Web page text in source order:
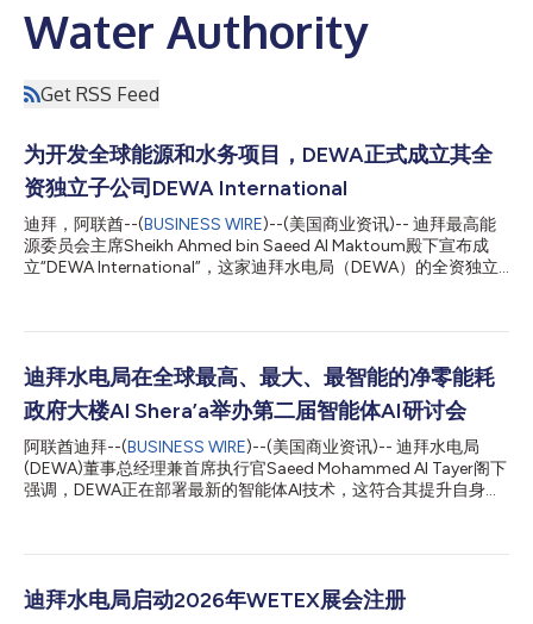
Water Authority
Get RSS Feed
为开发全球能源和水务项目，DEWA正式成立其全
资独立子公司DEWA International
迪拜，阿联酋--(BUSINESS WIRE)--(美国商业资讯)-- 迪拜最高能
源委员会主席Sheikh Ahmed bin Saeed Al Maktoum殿下宣布成
立“DEWA International”，这家迪拜水电局（DEWA）的全资独立
Ahmed bin Saeed Al Maktoum殿下表示，“得益于阿联酋副总统兼
的远见卓识和指导方针，迪拜已成为成就与加速发展的全球典范。
凭借其世界一流的基础设施——特别是在能源和水务领域，迪拜
已稳固确立了其作为国际领先标杆的地位。成立DEWA
International是一步重要的战略举措，标志着将这一成功模式推广
至全球市场、并进一步巩固迪拜在能源、水务、可持续发展和数字
化转型领域作为知识与专业经验源泉的地位。” DEWA董事总经理
兼首席执行官Saeed Mohammed Al Tayer阁下表示，”从本质上
迪拜水电局在全球最高、最大、最智能的净零能耗
政府大楼Al Shera’a举办第二届智能体AI研讨会
阿联酋迪拜--(BUSINESS WIRE)--(美国商业资讯)-- 迪拜水电局
(DEWA)董事总经理兼首席执行官Saeed Mohammed Al Tayer阁下
强调，DEWA正在部署最新的智能体AI技术，这符合其提升自身领
Shera’a举办的智能体AI高管研讨会(Agentic AI Executive Retreat)
能(AI)领域的关键利益相关者，以及来自SAP和McKinsey的代表出
迪拜水电局启动2026年WETEX展会注册